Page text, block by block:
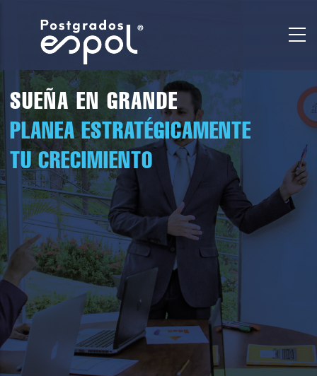
contenido
principal
SUEÑA EN GRANDE
PLANEA ESTRATÉGICAMENTE
TU CRECIMIENTO